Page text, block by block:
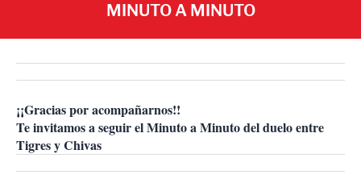
MINUTO A MINUTO
¡¡Gracias por acompañarnos!!
Te invitamos a seguir el Minuto a Minuto del duelo entre
Tigres y Chivas